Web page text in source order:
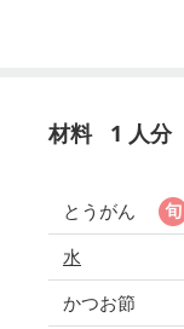
材料 1 人分
とうがん
水
かつお節